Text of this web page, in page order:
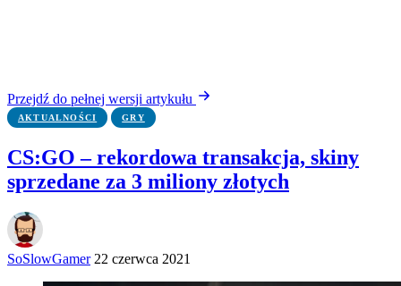
Przejdź do pełnej wersji artykułu
AKTUALNOŚCI GRY
CS:GO – rekordowa transakcja, skiny
sprzedane za 3 miliony złotych
SoSlowGamer 22 czerwca 2021